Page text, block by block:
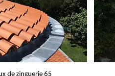
de zinguerie 65